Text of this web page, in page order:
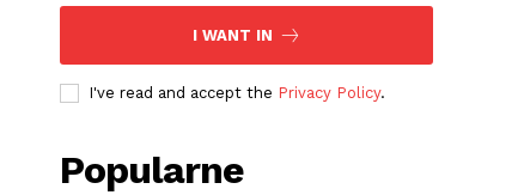
I WANT IN
I've read and accept the Privacy Policy.
Popularne